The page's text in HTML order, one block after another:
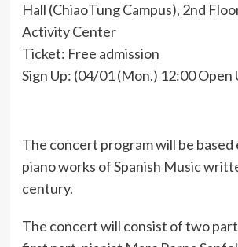
Hall (ChiaoTung Campus), 2nd
Activity Center
Ticket: Free admission
Sign Up: (04/01 (Mon.) 12:00 Open
The concert program will be based
piano works of Spanish Music
century.
The concert will consist of two